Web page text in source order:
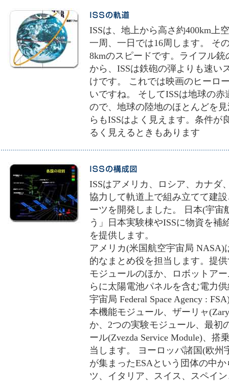
ISSは、地上から高さ約400km上
一周、一日では16周します。 そ
8kmのスピードです。ライフル
から、ISSは鉄砲の弾よりも速い
けです。 これでは映画のヒーロ
いですね。 そしてISSは地球の
ので、地球の陸地のほとんどを
らもISSはよく見えます。条件が
るく見えるときもあります
ISSはアメリカ、ロシア、カナダ
協力して軌道上で組み立てて建
ーツを開発しました。 日本(宇
う」日本実験棟やISSに物資を
を提供します。
アメリカ(米国航空宇宙局
的なまとめ役を担当します。提
モジュールのほか、ロボットア
らに太陽電池パネルを含む電力
宇宙局 Federal Space Agency :
本機能モジュール、ザーリャ
か、2つの実験モジュール、最初
ール(Zvezda Service Module)、
当します。 ヨーロッパ諸国(欧州
が集まったESAという団体の中
ツ、イタリア、スイス、スペイ